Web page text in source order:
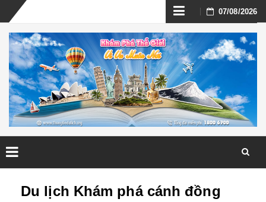
Skip
to
content
07/08/2026
Du lịch Khám phá cánh đồng